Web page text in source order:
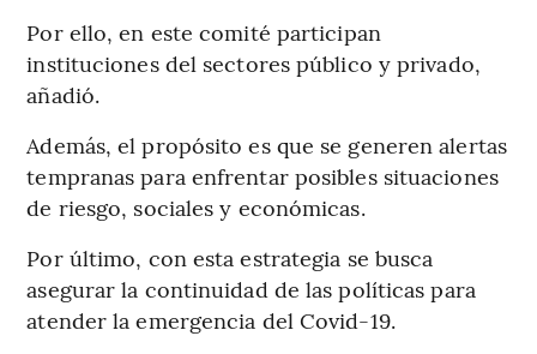
Por ello, en este comité participan
instituciones del sectores público y privado,
añadió.
Además, el propósito es que se generen alertas
tempranas para enfrentar posibles situaciones
de riesgo, sociales y económicas.
Por último, con esta estrategia se busca
asegurar la continuidad de las políticas para
atender la emergencia del Covid-19.